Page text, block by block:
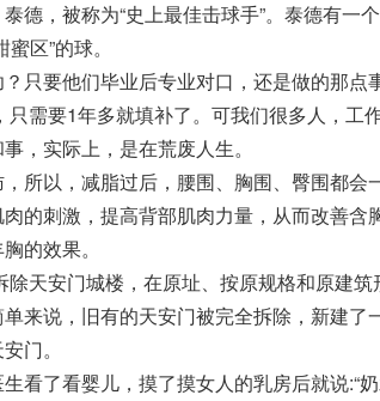
，被称为“史上最佳击球手”。泰德有一
区”的球。
只要他们毕业后专业对口，还是做的那点
需要1年多就填补了。可我们很多人，工
，实际上，是在荒废人生。
所以，减脂过后，腰围、胸围、臀围都会
的刺激，提高背部肌肉力量，从而改善含
的效果。
天安门城楼，在原址、按原规格和原建
来说，旧有的天安门被完全拆除，新建了
门。
看了看婴儿，摸了摸女人的乳房后就说:“